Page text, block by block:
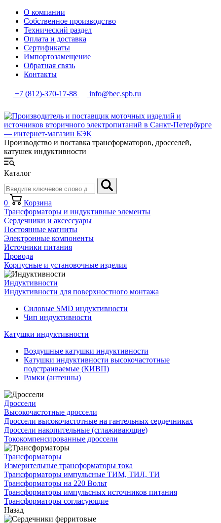
О компании
Собственное производство
Технический раздел
Оплата и доставка
Сертификаты
Импортозамещение
Обратная связь
Контакты
+7 (812)-370-17-88 info@bec.spb.ru
Производство и поставка трансформаторов, дросселей,
катушек индуктивности
Каталог
0
Корзина
Трансформаторы и индуктивные элементы
Сердечники и аксессуары
Постоянные магниты
Электронные компоненты
Источники питания
Провода
Корпусные и установочные изделия
Индуктивности
Индуктивности для поверхностного монтажа
Силовые SMD индуктивности
Чип индуктивности
Катушки индуктивности
Воздушные катушки индуктивности
Катушки индуктивности высокочастотные
подстраиваемые (КИВП)
Рамки (антенны)
Дроссели
Высокочастотные дроссели
Дроссели высокочастотные на гантельных сердечниках
Дроссели накопительные (сглаживающие)
Тококомпенсированные дроссели
Трансформаторы
Измерительные трансформаторы тока
Трансформаторы импульсные ТИМ, ТИЛ, ТИ
Трансформаторы на 220 Вольт
Трансформаторы импульсных источников питания
Трансформаторы согласующие
Назад